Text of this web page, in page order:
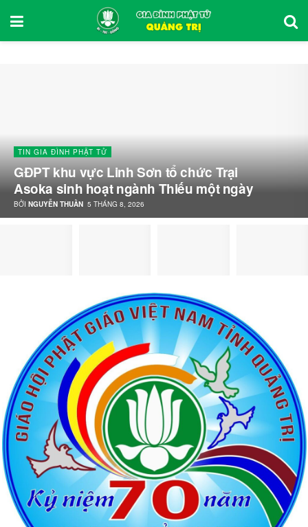
TIN GIA ĐÌNH PHẬT TỬ
GĐPT khu vực Linh Sơn tổ chức Trại
Asoka sinh hoạt ngành Thiếu một ngày
BỞI NGUYỄN THUẦN 5 THÁNG 8, 2026